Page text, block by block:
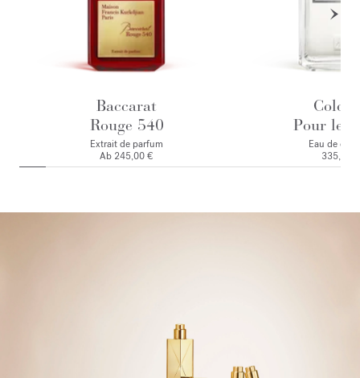
Baccarat
Rouge 540
Extrait de parfum
Ab 245,00 €
Pour le
Eau de
335,00 €